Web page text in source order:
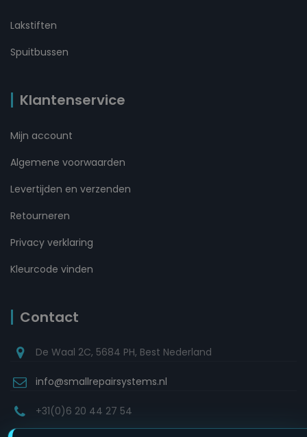
Lakstiften
Spuitbussen
Klantenservice
Mijn account
Algemene voorwaarden
Levertijden en verzenden
Retourneren
Privacy verklaring
Kleurcode vinden
Contact
De Waal 2C, 5684 PH, Best Nederland
info@smallrepairsystems.nl
+31(0)6 20 44 27 54